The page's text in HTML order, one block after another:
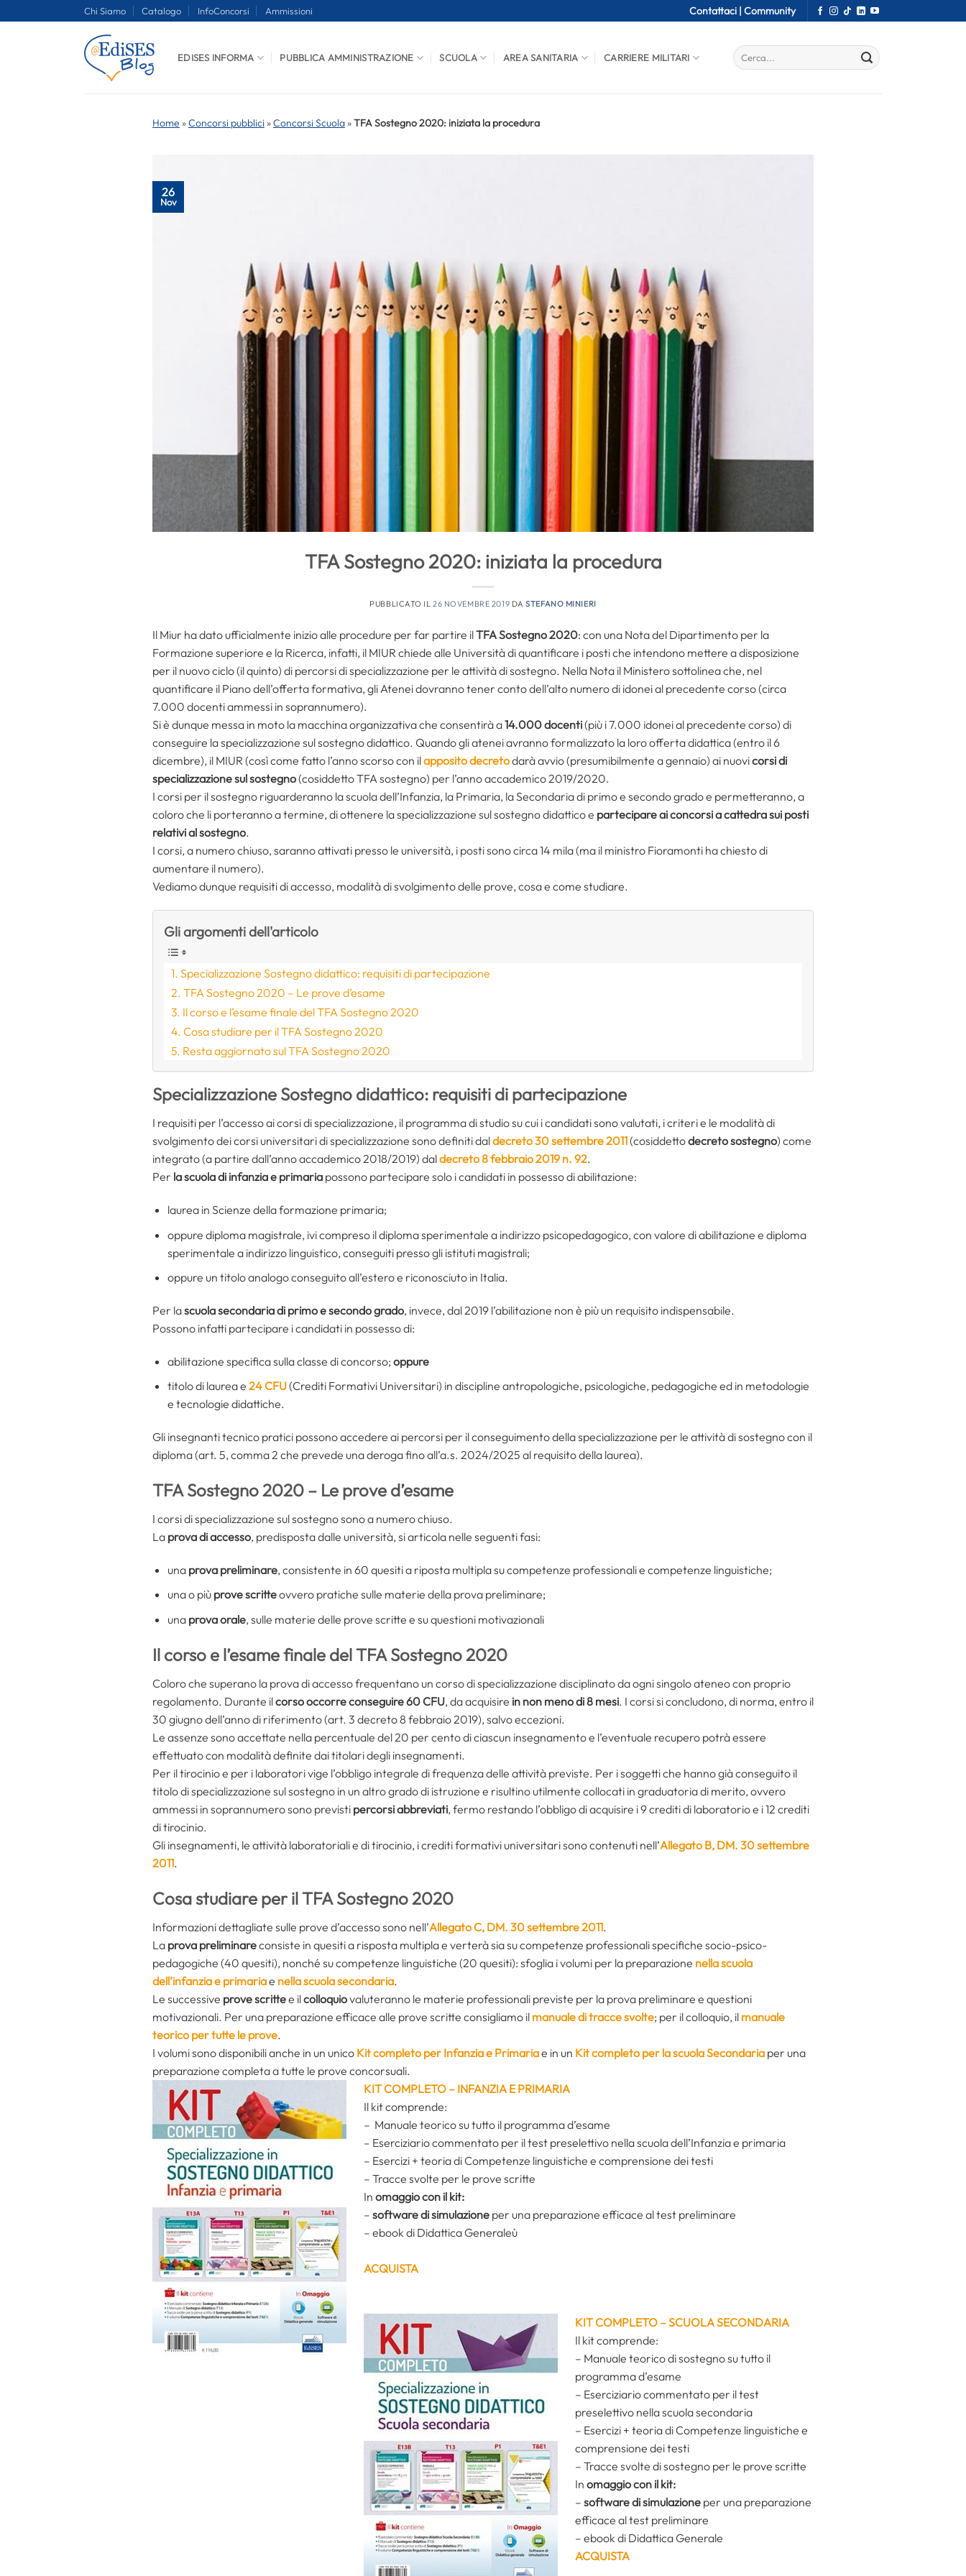
Chi Siamo Catalogo InfoConcorsi Ammissioni Contattaci | Community
EDISES INFORMA PUBBLICA AMMINISTRAZIONE SCUOLA AREA SANITARIA CARRIERE MILITARI
Home »Concorsi pubblici »Concorsi Scuola »TFA Sostegno 2020: iniziata la procedura
26
Nov
TFA Sostegno 2020: iniziata la procedura
PUBBLICATO IL26 NOVEMBRE 2019 DASTEFANO MINIERI
Il Miur ha dato ufficialmente inizio alle procedure per far partire ilTFA Sostegno 2020: con una Nota del Dipartimento per la
Formazione superiore e la Ricerca, infatti, il MIUR chiede alle Università di quantificare i posti che intendono mettere a disposizione
per il nuovo ciclo (il quinto) di percorsi di specializzazione per le attività di sostegno. Nella Nota il Ministero sottolinea che, nel
quantificare il Piano dell’offerta formativa, gli Atenei dovranno tener conto dell’alto numero di idonei al precedente corso (circa
7.000 docenti ammessi in soprannumero).
Si è dunque messa in moto la macchina organizzativa che consentirà a14.000 docenti(più i 7.000 idonei al precedente corso) di
conseguire la specializzazione sul sostegno didattico. Quando gli atenei avranno formalizzato la loro offerta didattica (entro il 6
dicembre), il MIUR (così come fatto l’anno scorso con ilapposito decretodarà avvio (presumibilmente a gennaio) ai nuovicorsi di
specializzazione sul sostegno(cosiddetto TFA sostegno) per l’anno accademico 2019/2020.
I corsi per il sostegno riguarderanno la scuola dell’Infanzia, la Primaria, la Secondaria di primo e secondo grado e permetteranno, a
coloro che li porteranno a termine, di ottenere la specializzazione sul sostegno didattico e partecipare ai concorsi a cattedrasui posti
relativi al sostegno.
I corsi, a numero chiuso, saranno attivati presso le università, i posti sono circa 14 mila (ma il ministro Fioramonti ha chiesto di
aumentare il numero).
Vediamo dunque requisiti di accesso, modalità di svolgimento delle prove, cosa e come studiare.
Gli argomenti dell'articolo
Specializzazione Sostegno didattico: requisiti di partecipazione
TFA Sostegno 2020 – Le prove d’esame
Il corso e l’esame finale del TFA Sostegno 2020
Cosa studiare per il TFA Sostegno 2020
Resta aggiornato sul TFA Sostegno 2020
Specializzazione Sostegno didattico: requisiti di partecipazione
I requisiti per l’accesso ai corsi di specializzazione, il programma di studio su cui i candidati sono valutati, i criteri e le modalità di
svolgimento dei corsi universitari di specializzazione sono definiti daldecreto 30 settembre 2011(cosiddettodecreto sostegno) come
integrato (a partire dall’anno accademico 2018/2019) daldecreto 8 febbraio 2019 n. 92.
Per la scuola di infanzia e primaria possono partecipare solo i candidati in possesso di abilitazione:
laurea in Scienze della formazione primaria;
oppure diploma magistrale, ivi compreso il diploma sperimentale a indirizzo psicopedagogico, con valore di abilitazione e diploma
sperimentale a indirizzo linguistico, conseguiti presso gli istituti magistrali;
oppure un titolo analogo conseguito all’estero e riconosciuto in Italia.
Per lascuola secondaria di primo e secondo grado, invece, dal 2019 l’abilitazione non è più un requisito indispensabile.
Possono infatti partecipare i candidati in possesso di:
abilitazione specifica sulla classe di concorso; oppure
titolo di laurea e 24 CFU(Crediti Formativi Universitari) in discipline antropologiche, psicologiche, pedagogiche ed in metodologie
e tecnologie didattiche.
Gli insegnanti tecnico pratici possono accedere ai percorsi per il conseguimento della specializzazione per le attività di sostegno con il
diploma (art. 5, comma 2 che prevede una deroga fino all’a.s. 2024/2025 al requisito della laurea).
TFA Sostegno 2020 – Le prove d’esame
I corsi di specializzazione sul sostegno sono a numero chiuso.
La prova di accesso, predisposta dalle università, si articola nelle seguenti fasi:
unaprova preliminare, consistente in 60 quesiti a riposta multipla su competenze professionali e competenze linguistiche;
una o più prove scritteovvero pratiche sulle materie della prova preliminare;
una prova orale, sulle materie delle prove scritte e su questioni motivazionali
Il corso e l’esame finale del TFA Sostegno 2020
Coloro che superano la prova di accesso frequentano un corso di specializzazione disciplinato da ogni singolo ateneo con proprio
regolamento. Durante ilcorso occorre conseguire 60 CFU, da acquisire in non meno di 8 mesi. I corsi si concludono, di norma, entro il
30 giugno dell’anno di riferimento (art. 3 decreto 8 febbraio 2019), salvo eccezioni.
Le assenze sono accettate nella percentuale del 20 per cento di ciascun insegnamento e l’eventuale recupero potrà essere
effettuato con modalità definite dai titolari degli insegnamenti.
Per il tirocinio e per i laboratori vige l’obbligo integrale di frequenza delle attività previste. Per i soggetti che hanno già conseguito il
titolo di specializzazione sul sostegno in un altro grado di istruzione e risultino utilmente collocati in graduatoria di merito, ovvero
ammessi in soprannumero sono previsti percorsi abbreviati, fermo restando l’obbligo di acquisire i 9 crediti di laboratorio e i 12 crediti
di tirocinio.
Gli insegnamenti, le attività laboratoriali e di tirocinio, i crediti formativi universitari sono contenuti nell’Allegato B, DM. 30 settembre
2011.
Cosa studiare per il TFA Sostegno 2020
Informazioni dettagliate sulle prove d’accesso sono nell’Allegato C, DM. 30 settembre 2011.
La prova preliminareconsiste in quesiti a risposta multipla e verterà sia su competenze professionali specifiche socio-psico-
pedagogiche (40 quesiti), nonché su competenze linguistiche (20 quesiti): sfoglia i volumi per la preparazione nella scuola
dell’infanzia e primariae nella scuola secondaria.
Le successive prove scrittee ilcolloquiovaluteranno le materie professionali previste per la prova preliminare e questioni
motivazionali. Per una preparazione efficace alle prove scritte consigliamo il manuale di tracce svolte; per il colloquio, il manuale
teorico per tutte le prove.
I volumi sono disponibili anche in un unico Kit completo per Infanzia e Primariae in un Kit completo per la scuola Secondaria per una
preparazione completa a tutte le prove concorsuali.
KIT COMPLETO – INFANZIA E PRIMARIA
Il kit comprende:
– Manuale teorico su tutto il programma d’esame
– Eserciziario commentato per il test preselettivo nella scuola dell’Infanzia e primaria
– Esercizi + teoria di Competenze linguistiche e comprensione dei testi
– Tracce svolte per le prove scritte
In omaggio con il kit:
– software di simulazione per una preparazione efficace al test preliminare
– ebook di Didattica Generaleù
ACQUISTA
KIT COMPLETO – SCUOLA SECONDARIA
Il kit comprende:
– Manuale teorico di sostegno su tutto il
programma d’esame
– Eserciziario commentato per il test
preselettivo nella scuola secondaria
– Esercizi + teoria di Competenze linguistiche e
comprensione dei testi
– Tracce svolte di sostegno per le prove scritte
In omaggio con il kit:
– software di simulazione per una preparazione
efficace al test preliminare
– ebook di Didattica Generale
ACQUISTA